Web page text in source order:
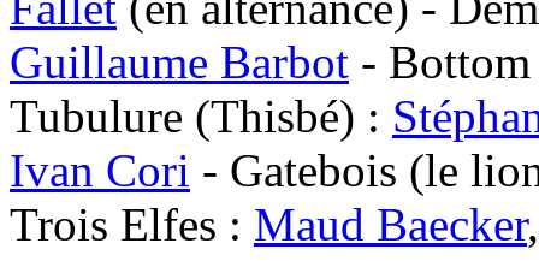
Guillaume Barbot -
Tubulure (Thisbé) :
Ivan Cori - Gatebois (le
Trois Elfes : Maud Baecker